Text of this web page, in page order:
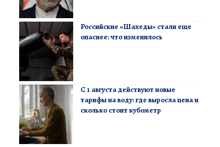
Российские «Шахеды» стали еще
опаснее: что изменилось
С 1 августа действуют новые
тарифы на воду: где выросла цена и
сколько стоит кубометр